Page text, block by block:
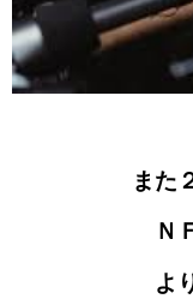
また
Ｎ
よ